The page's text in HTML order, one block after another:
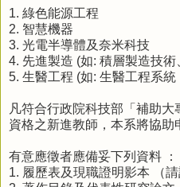
1. 綠色能源工程
2. 智慧機器
3. 光電半導體及奈米科技
4. 先進製造 (如: 積層製造技術
5. 生醫工程 (如: 生醫工程系統
凡符合行政院科技部「補助大
資格之新進教師，本系將協助
有意應徵者應備妥下列資料 ：
1. 履歷表及現職證明影本 （請